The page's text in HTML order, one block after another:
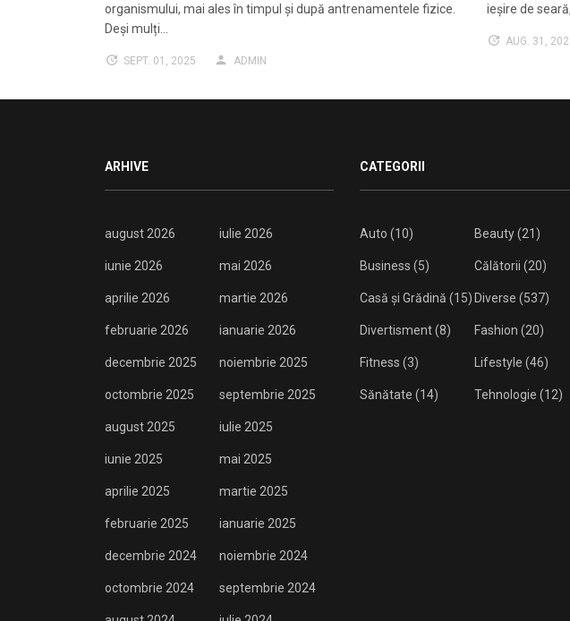
organismului, mai ales în timpul și după antrenamentele fizice.
Deși mulți…
SEPT. 01, 2025 ADMIN
ieșire de
AUG. 31,
ARHIVE
august 2026 iulie 2026
iunie 2026 mai 2026
aprilie 2026 martie 2026
februarie 2026 ianuarie 2026
decembrie 2025 noiembrie 2025
octombrie 2025 septembrie 2025
august 2025 iulie 2025
iunie 2025 mai 2025
aprilie 2025 martie 2025
februarie 2025 ianuarie 2025
decembrie 2024 noiembrie 2024
octombrie 2024 septembrie 2024
CATEGORII
Auto (10) Beauty(21)
Business (5) Călătorii (20)
Casă și Grădină (15) Diverse (537)
Divertisment(8) Fashion (20)
Fitness (3) Lifestyle (46)
Sănătate (14) Tehnologie (12)